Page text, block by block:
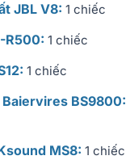
JBL V8: 1 chiếc
R500: 1 chiếc
1 chiếc
BS9800:
MS8: 1 chiếc